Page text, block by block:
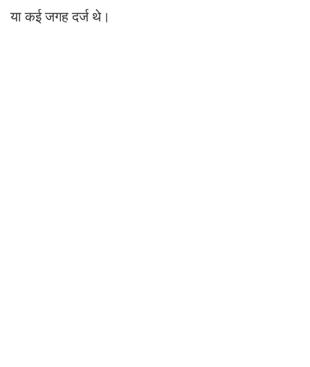
या कई जगह दर्ज थे।